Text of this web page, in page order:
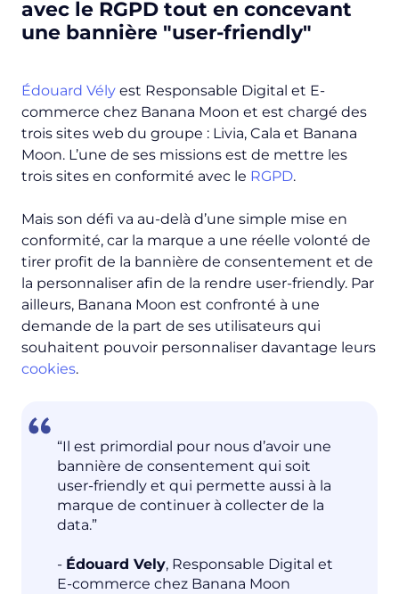
avec le RGPD tout en concevant
une bannière "user-friendly"
Édouard Vély est Responsable Digital et E-
commerce chez Banana Moon et est chargé des
trois sites web du groupe : Livia, Cala et Banana
Moon. L’une de ses missions est de mettre les
trois sites en conformité avec le RGPD.
Mais son défi va au-delà d’une simple mise en
conformité, car la marque a une réelle volonté de
tirer profit de la bannière de consentement et de
la personnaliser afin de la rendre user-friendly. Par
ailleurs, Banana Moon est confronté à une
demande de la part de ses utilisateurs qui
souhaitent pouvoir personnaliser davantage leurs
cookies.
“Il est primordial pour nous d’avoir une
bannière de consentement qui soit
user-friendly et qui permette aussi à la
marque de continuer à collecter de la
data.”
- Édouard Vely, Responsable Digital et
E-commerce chez Banana Moon